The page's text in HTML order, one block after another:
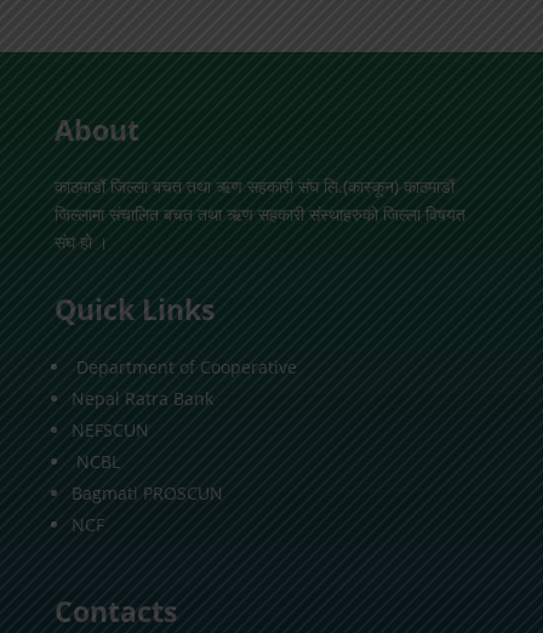
About
काठमाडौं जिल्ला बचत तथा ऋण सहकारी संघ लि.(कास्कून) काठमाडौं
जिल्लामा संचालित बचत तथा ऋण सहकारी संस्थाहरुको जिल्ला विषयत
संघ हो ।
Quick Links
Department of Cooperative
Nepal Ratra Bank
NEFSCUN
NCBL
Bagmati PROSCUN
NCF
Contacts